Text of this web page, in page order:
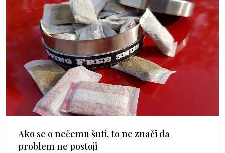
Ako se o nečemu šuti, to ne znači da
problem ne postoji